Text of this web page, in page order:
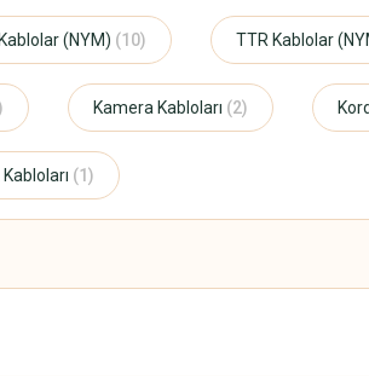
bu kategoriyi ziyaret etmeden elektrik
(NYM) (10) TTR Kablolar
Kamera Kabloları (2)
(1)